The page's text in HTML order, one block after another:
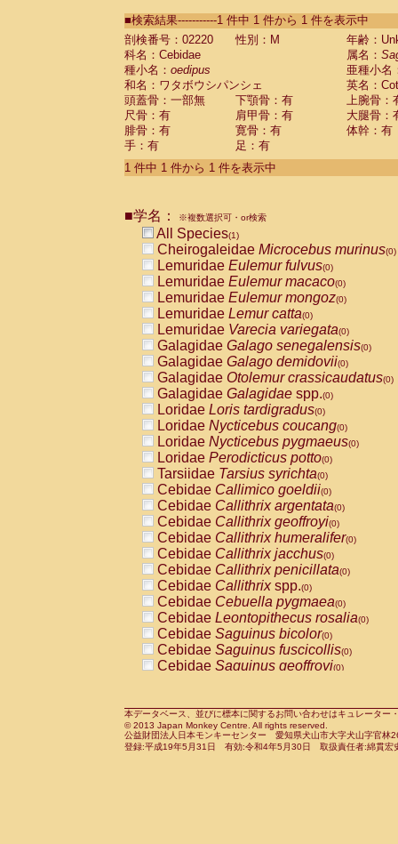
CebidaeSaguinus labiatus(0)
Cebidae Saguinus leucopus (0)
Cebidae
Cebidae
CebidaeSaguinus nigricollis (0)
Cebidae Saguinus oedipus
Cebidae Saguinus weddelli
Cebidae Saguinusspp.
Cebidae Aotus trivirgatus
Cebidae Cebus albifrons
CebidaeCebus nigrivittatus
CebidaeCebus
CebidaeSaimiri boliviensis(0)
CebidaeSaimiri sciureus(0)
AtelidaeAlouatta caraya(0)
AtelidaeAlouatta fusca(0)
AtelidaeAlouatta seniculus
AtelidaeAlouattaspp.(0)
AtelidaeAteles belzebuth(0)
AtelidaeAteles geoffroyi(0)
AtelidaeAteles paniscus(0)
AtelidaeAtelesspp.(0)
Atelidae Lagothrix lagothricha
AtelidaeLagothrix lagothricha cana
PitheciidaeCacajao calvus
PitheciidaeCallicebus cupreus
PitheciidaeCallicebus donacophilus
PitheciidaeCallicebus moloch
PitheciidaeCallicebus torquatus
PitheciidaeCallicebusspp.(0)
PitheciidaeChiropotes satanas(0)
PitheciidaePithecia monachus
PitheciidaePithecia pithecia(0)
CercopithecidaeCercocebus agilis
CercopithecidaeCercocebus
CercopithecidaeCercocebus
CercopithecidaeCercocebus
CercopithecidaeCercocebus
CercopithecidaeCercocebushybrid
CercopithecidaePapio anubis(0)
CercopithecidaePapio cynocephalus
CercopithecidaePapio hamadryas(0)
■検索結果-----------1 件中 1 件から 1 件を表示中
剖検番号：02220
性別：M
年齢：
科名：Cebidae
属名：
種小名： oedipus
亜種小名
和名：ワタボウシパンシェ
英名：
頭蓋骨：一部無
下顎骨：有
上腕骨：
尺骨：有
肩甲骨：有
大腿骨：
腓骨：有
寛骨：有
体幹：有
手：有
足：有
1 件中 1 件から 1 件を表示中
■学名： ※複数選択可・or検索
All Species(1)
Cheirogaleidae Microcebus murinus(0)
Lemuridae Eulemur fulvus(0)
Lemuridae Eulemur macaco(0)
Lemuridae Eulemur mongoz(0)
Lemuridae Lemur catta(0)
Lemuridae Varecia variegata(0)
Galagidae Galago senegalensis(0)
Galagidae Galago demidovii(0)
Galagidae Otolemur crassicaudatus(0)
Galagidae Galagidae spp.(0)
Loridae Loris tardigradus(0)
Loridae Nycticebus coucang(0)
Loridae Nycticebus pygmaeus(0)
Loridae Perodicticus potto(0)
Tarsiidae Tarsius syrichta(0)
Cebidae Callimico goeldii(0)
Cebidae Callithrix argentata(0)
Cebidae Callithrix geoffroyi(0)
Cebidae Callithrix humeralifer(0)
Cebidae Callithrix jacchus(0)
Cebidae Callithrix penicillata(0)
Cebidae Callithrixspp.(0)
Cebidae Cebuella pygmaea(0)
Cebidae Leontopithecus rosalia(0)
Cebidae Saguinus bicolor(0)
Cebidae Saguinus fuscicollis(0)
Cebidae Saguinus geoffroyi(0)
CebidaeSaguinus leucopus(0)
CebidaeSaguinus midas(0)
Cebidae Saguinus mystax(0)
本データベース、並びに標本に関するお問い合わせはキュレータ
© 2013 Japan Monkey Centre. All rights reserved.
公益財団法人日本モンキーセンター 愛知県犬山市大字犬山字官
登録:平成19年5月31日 有効:令和4年5月30日 取扱責任者:綿貫宏